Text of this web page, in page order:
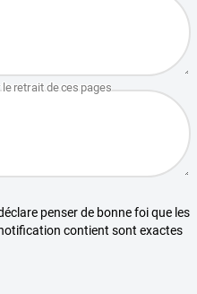
penser de bonne foi que les
contient sont exactes